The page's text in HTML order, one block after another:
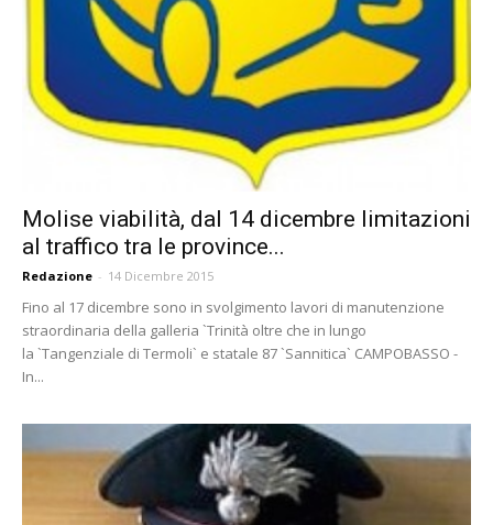
Molise viabilità, dal 14 dicembre limitazioni
al traffico tra le province...
Redazione - 14 Dicembre 2015
Fino al 17 dicembre sono in svolgimento lavori di manutenzione
straordinaria della galleria `Trinità oltre che in lungo
la `Tangenziale di Termoli` e statale 87 `Sannitica` CAMPOBASSO -
In...